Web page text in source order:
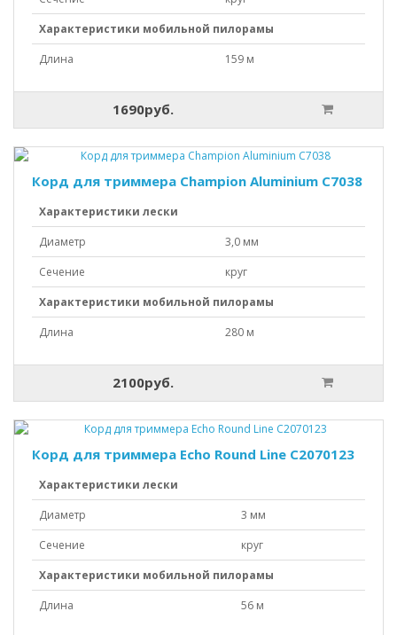
Характеристики мобильной пилорамы
Длина
159 м
1690руб.
Корд для триммера Champion Aluminium C7038
Характеристики лески
Диаметр
3,0 мм
Сечение
круг
Характеристики мобильной пилорамы
Длина
280 м
2100руб.
Корд для триммера Echo Round Line C2070123
Характеристики лески
Диаметр
3 мм
Сечение
круг
Характеристики мобильной пилорамы
Длина
56 м